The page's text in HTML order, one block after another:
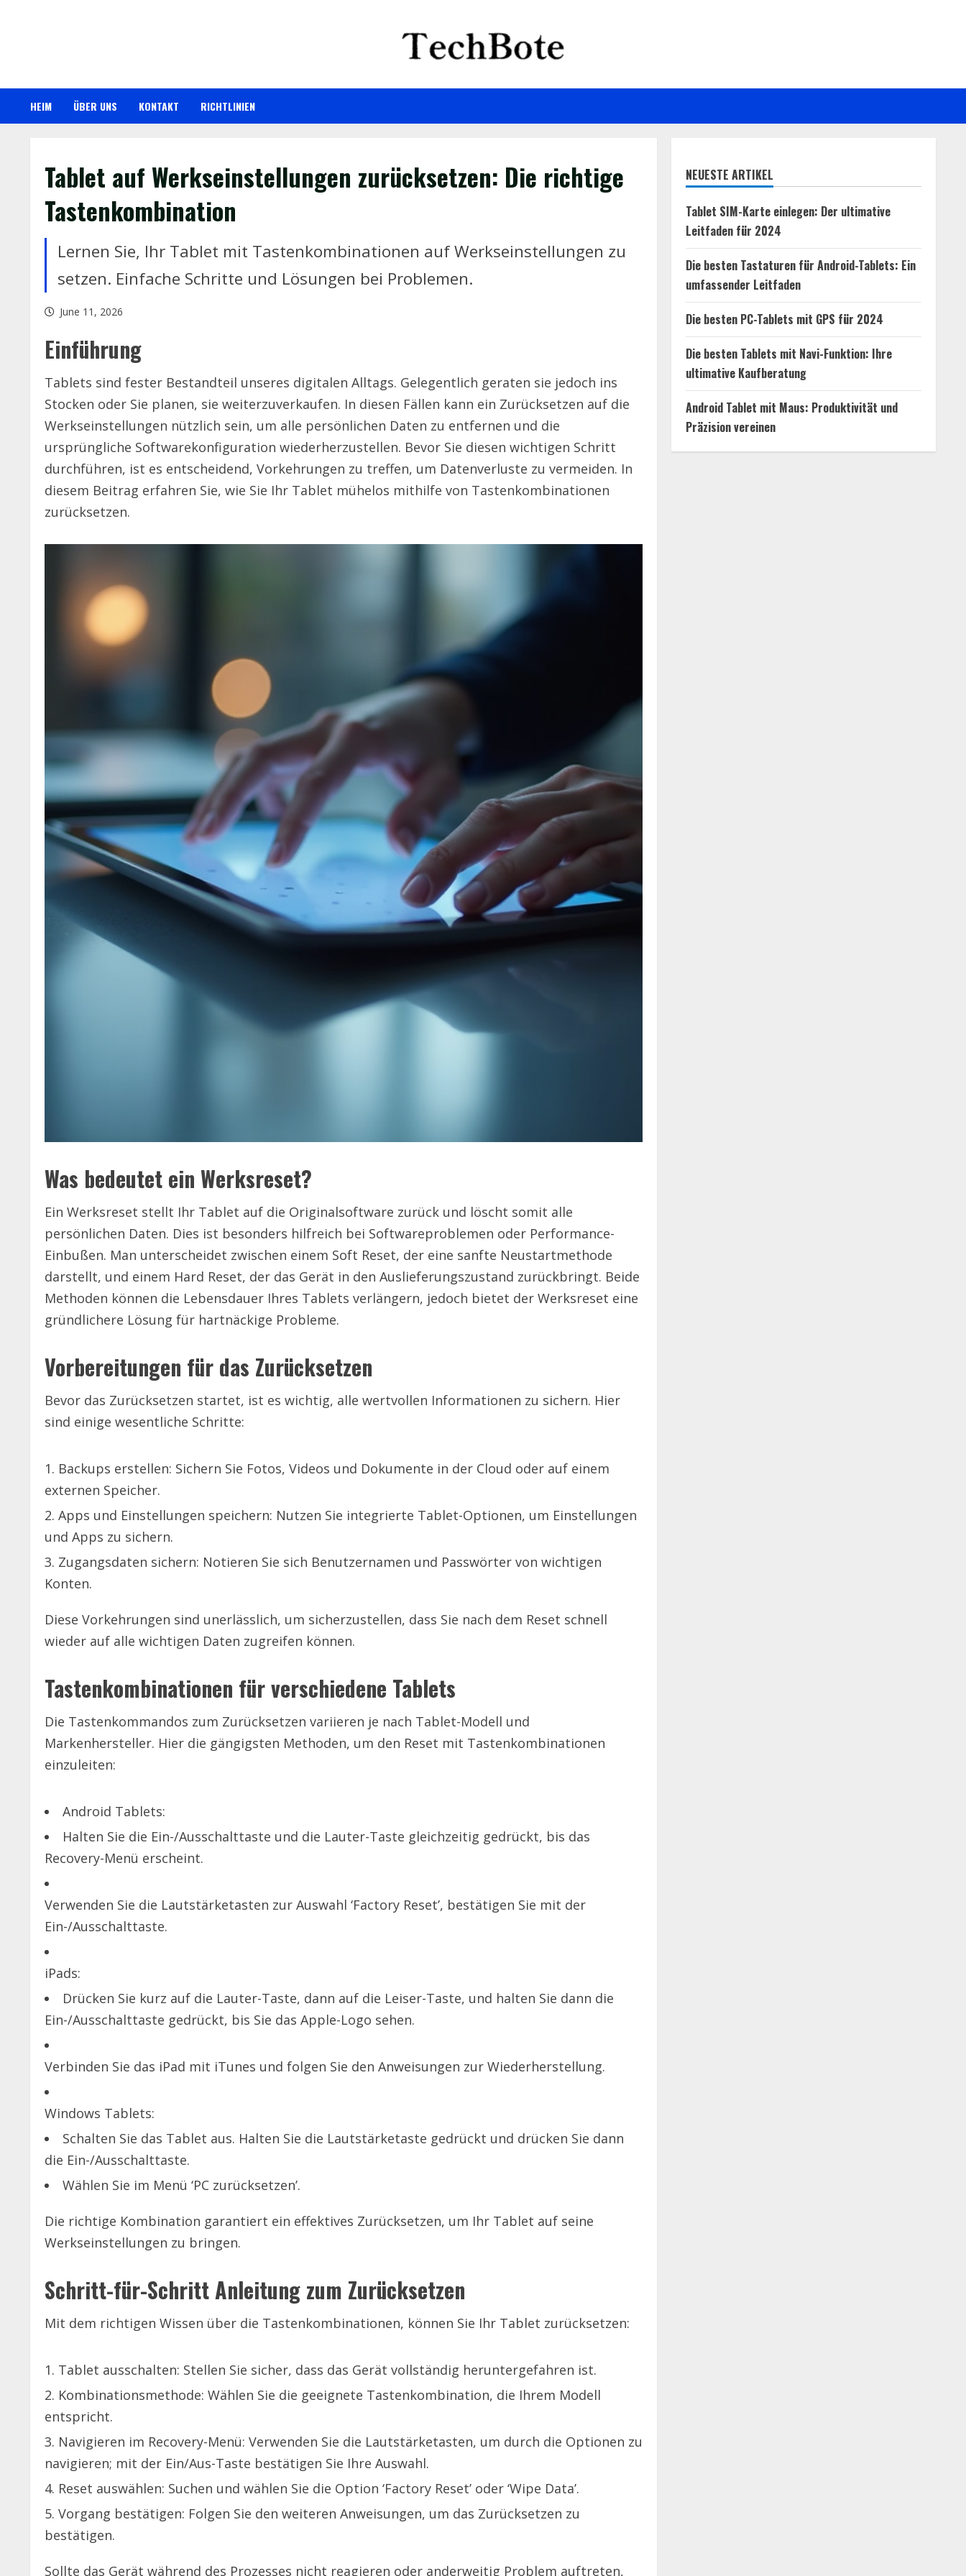
HEIM ÜBER UNS KONTAKT RICHTLINIEN
Tablet auf Werkseinstellungen zurücksetzen: Die richtige
Tastenkombination
Lernen Sie, Ihr Tablet mit Tastenkombinationen auf Werkseinstellungen zu
setzen. Einfache Schritte und Lösungen bei Problemen.
June 11, 2026
Einführung
Tablets sind fester Bestandteil unseres digitalen Alltags. Gelegentlich geraten sie jedoch ins
Stocken oder Sie planen, sie weiterzuverkaufen. In diesen Fällen kann ein Zurücksetzen auf die
Werkseinstellungen nützlich sein, um alle persönlichen Daten zu entfernen und die
ursprüngliche Softwarekonfiguration wiederherzustellen. Bevor Sie diesen wichtigen Schritt
durchführen, ist es entscheidend, Vorkehrungen zu treffen, um Datenverluste zu vermeiden. In
diesem Beitrag erfahren Sie, wie Sie Ihr Tablet mühelos mithilfe von Tastenkombinationen
zurücksetzen.
Was bedeutet ein Werksreset?
Ein Werksreset stellt Ihr Tablet auf die Originalsoftware zurück und löscht somit alle
persönlichen Daten. Dies ist besonders hilfreich bei Softwareproblemen oder Performance-
Einbußen. Man unterscheidet zwischen einem Soft Reset, der eine sanfte Neustartmethode
darstellt, und einem Hard Reset, der das Gerät in den Auslieferungszustand zurückbringt. Beide
Methoden können die Lebensdauer Ihres Tablets verlängern, jedoch bietet der Werksreset eine
gründlichere Lösung für hartnäckige Probleme.
Vorbereitungen für das Zurücksetzen
Bevor das Zurücksetzen startet, ist es wichtig, alle wertvollen Informationen zu sichern. Hier
sind einige wesentliche Schritte:
Backups erstellen: Sichern Sie Fotos, Videos und Dokumente in der Cloud oder auf einem
externen Speicher.
Apps und Einstellungen speichern: Nutzen Sie integrierte Tablet-Optionen, um Einstellungen
und Apps zu sichern.
Zugangsdaten sichern: Notieren Sie sich Benutzernamen und Passwörter von wichtigen
Konten.
Diese Vorkehrungen sind unerlässlich, um sicherzustellen, dass Sie nach dem Reset schnell
wieder auf alle wichtigen Daten zugreifen können.
Tastenkombinationen für verschiedene Tablets
Die Tastenkommandos zum Zurücksetzen variieren je nach Tablet-Modell und
Markenhersteller. Hier die gängigsten Methoden, um den Reset mit Tastenkombinationen
einzuleiten:
Android Tablets:
Halten Sie die Ein-/Ausschalttaste und die Lauter-Taste gleichzeitig gedrückt, bis das
Recovery-Menü erscheint.
Verwenden Sie die Lautstärketasten zur Auswahl ‘Factory Reset’, bestätigen Sie mit der
Ein-/Ausschalttaste.
iPads:
Drücken Sie kurz auf die Lauter-Taste, dann auf die Leiser-Taste, und halten Sie dann die
Ein-/Ausschalttaste gedrückt, bis Sie das Apple-Logo sehen.
Verbinden Sie das iPad mit iTunes und folgen Sie den Anweisungen zur Wiederherstellung.
Windows Tablets:
Schalten Sie das Tablet aus. Halten Sie die Lautstärketaste gedrückt und drücken Sie dann
die Ein-/Ausschalttaste.
Wählen Sie im Menü ‘PC zurücksetzen’.
Die richtige Kombination garantiert ein effektives Zurücksetzen, um Ihr Tablet auf seine
Werkseinstellungen zu bringen.
Schritt-für-Schritt Anleitung zum Zurücksetzen
Mit dem richtigen Wissen über die Tastenkombinationen, können Sie Ihr Tablet zurücksetzen:
Tablet ausschalten: Stellen Sie sicher, dass das Gerät vollständig heruntergefahren ist.
Kombinationsmethode: Wählen Sie die geeignete Tastenkombination, die Ihrem Modell
entspricht.
Navigieren im Recovery-Menü: Verwenden Sie die Lautstärketasten, um durch die Optionen zu
navigieren; mit der Ein/Aus-Taste bestätigen Sie Ihre Auswahl.
Reset auswählen: Suchen und wählen Sie die Option ‘Factory Reset’ oder ‘Wipe Data’.
Vorgang bestätigen: Folgen Sie den weiteren Anweisungen, um das Zurücksetzen zu
bestätigen.
Sollte das Gerät während des Prozesses nicht reagieren oder anderweitig Problem auftreten,
NEUESTE ARTIKEL
Tablet SIM-Karte einlegen: Der ultimative
Leitfaden für 2024
Die besten Tastaturen für Android-Tablets: Ein
umfassender Leitfaden
Die besten PC-Tablets mit GPS für 2024
Die besten Tablets mit Navi-Funktion: Ihre
ultimative Kaufberatung
Android Tablet mit Maus: Produktivität und
Präzision vereinen